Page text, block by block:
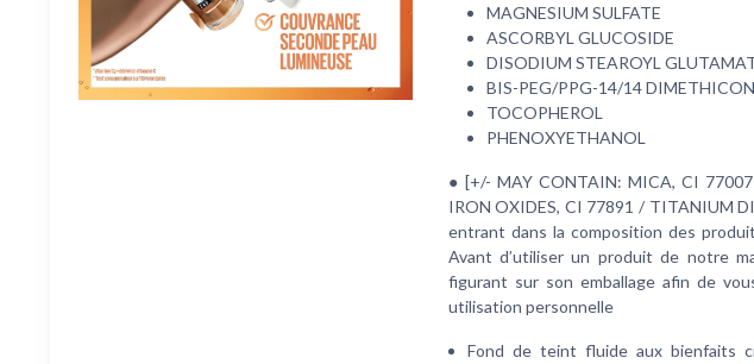
MAGNESIUM SULFATE
ASCORBYL GLUCOSIDE
DISODIUM STEAROYL
BIS-PEG/PPG-14/14
TOCOPHEROL
PHENOXYETHANOL
● [+/- MAY CONTAIN: MICA, CI
IRON OXIDES, CI 77891 / TITANIUM
entrant dans la composition des
Avant d’utiliser un produit de notre
figurant sur son emballage afin de
utilisation personnelle
Fond de teint fluide aux bienfaits